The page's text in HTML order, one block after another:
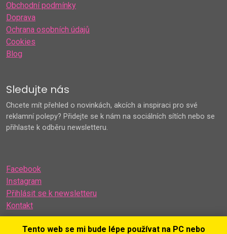
Obchodní podmínky
Doprava
Ochrana osobních údajů
Cookies
Blog
Sledujte nás
Chcete mít přehled o novinkách, akcích a inspiraci pro své
reklamní polepy? Přidejte se k nám na sociálních sítích nebo se
přihlaste k odběru newsletteru.
Facebook
Instagram
Přihlásit se k newsletteru
Kontakt
Tento web se mi bude lépe používat na PC nebo